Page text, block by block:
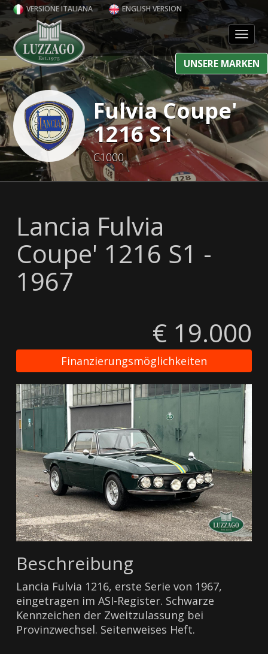
VERSIONE ITALIANA ENGLISH VERSION
UNSERE MARKEN
Fulvia Coupe'
1216 S1
C1000
Lancia Fulvia
Coupe' 1216 S1 -
1967
€ 19.000
Finanzierungsmöglichkeiten
Beschreibung
Lancia Fulvia 1216, erste Serie von 1967,
eingetragen im ASI-Register. Schwarze
Kennzeichen der Zweitzulassung bei
Provinzwechsel. Seitenweises Heft.